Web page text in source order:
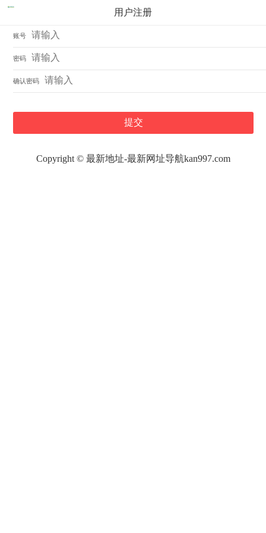
用户注册
账号
密码
确认密码
Copyright © 最新地址-最新网址导航kan997.com